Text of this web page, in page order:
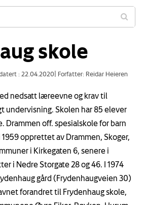
skole
: 22.04.2020 Forfatter: Reidar Heieren
nedsatt læreevne og krav til
Skolen har 85 elever
Drammen off. spesialskole for barn
opprettet av Drammen, Skoger,
i Kirkegaten 6, senere i
i Nedre Storgate 28 og 46. I 1974
gård (Frydenhaugveien 30)
forandret til Frydenhaug skole,